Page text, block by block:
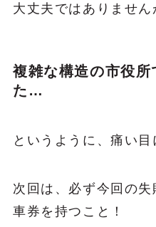
大丈夫ではありませ
複雑な構造の市役所
た…
というように、痛い
次回は、必ず今回の
車券を持つこと！